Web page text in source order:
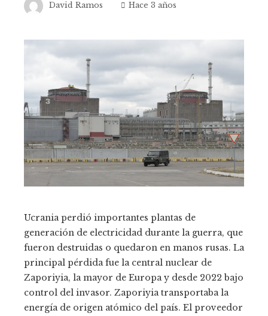
David Ramos Hace 3 años
Ucrania perdió importantes plantas de
generación de electricidad durante la guerra, que
fueron destruidas o quedaron en manos rusas. La
principal pérdida fue la central nuclear de
Zaporiyia, la mayor de Europa y desde 2022 bajo
control del invasor. Zaporiyia transportaba la
energía de origen atómico del país. El proveedor